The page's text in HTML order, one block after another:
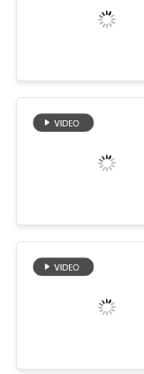
CASI
RICHIEDA
MAPPAUnità di